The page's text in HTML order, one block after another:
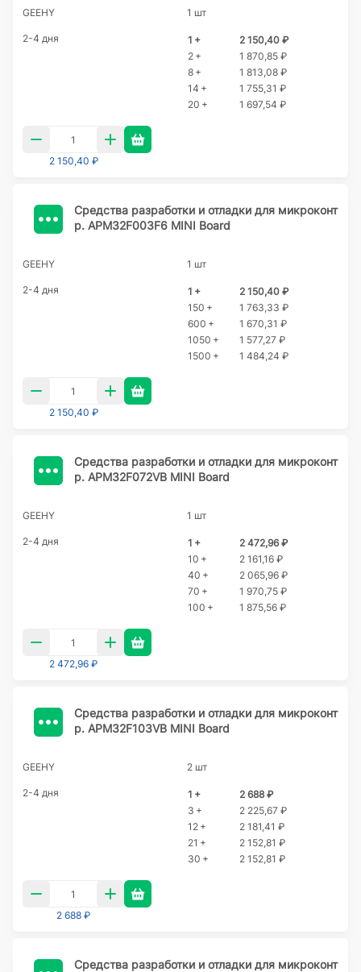
GEEHY 1 шт
2-4 дня 1 +
2 150,40 ₽
2 +
1 870,85 ₽
8 +
1 813,08 ₽
14 +
1 755,31 ₽
20 +
1 697,54 ₽
2 150,40 ₽
Cредства разработки и отладки для микроконт
р. APM32F003F6 MINI Board
GEEHY 1 шт
2-4 дня 1 +
2 150,40 ₽
150 +
1 763,33 ₽
600 +
1 670,31 ₽
1050 +
1 577,27 ₽
1500 +
1 484,24 ₽
2 150,40 ₽
Cредства разработки и отладки для микроконт
р. APM32F072VB MINI Board
GEEHY 1 шт
2-4 дня 1 +
2 472,96 ₽
10 +
2 161,16 ₽
40 +
2 065,96 ₽
70 +
1 970,75 ₽
100 +
1 875,56 ₽
2 472,96 ₽
Cредства разработки и отладки для микроконт
р. APM32F103VB MINI Board
GEEHY 2 шт
2-4 дня 1 +
2 688 ₽
3 +
2 225,67 ₽
12 +
2 181,41 ₽
21 +
2 152,81 ₽
30 +
2 152,81 ₽
2 688 ₽
Cредства разработки и отладки для микроконт